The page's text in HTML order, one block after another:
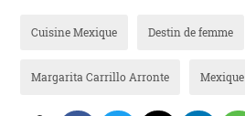
Cuisine Mexique Destin de femme
Margarita Carrillo Arronte Mexique